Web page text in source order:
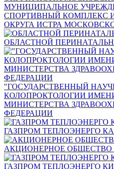
МУНИЦИПАЛЬНОЕ
СПОРТИВНЫЙ КОМПЛЕКС
ОКРУГА ИСТРА
ОБЛАСТНОЙ
"ГОСУДАРСТВЕННЫЙ
КОЛОПРОКТОЛОГИИ
МИНИСТЕРСТВА
ФЕДЕРАЦИИ
ГАЗПРОМ ТЕПЛОЭНЕРГО
АКЦИОНЕРНОЕ ОБЩЕСТВО
ГАЗПРОМ ТЕПЛОЭНЕРГО